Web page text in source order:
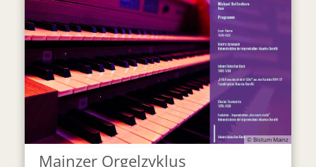
© Bistum Mainz
Mainzer Orgelzyklus